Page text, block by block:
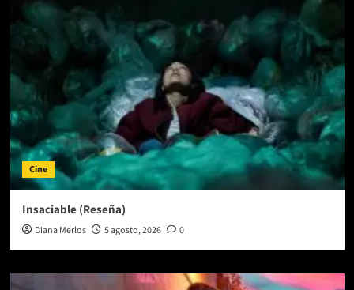
Cine
Insaciable (Reseña)
Diana Merlos 5 agosto, 2026 0